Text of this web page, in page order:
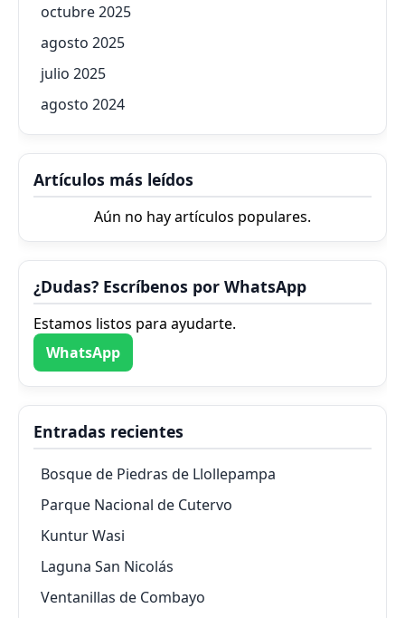
octubre 2025
agosto 2025
julio 2025
agosto 2024
Artículos más leídos
Aún no hay artículos populares.
¿Dudas? Escríbenos por WhatsApp
Estamos listos para ayudarte.
WhatsApp
Entradas recientes
Bosque de Piedras de Llollepampa
Parque Nacional de Cutervo
Kuntur Wasi
Laguna San Nicolás
Ventanillas de Combayo